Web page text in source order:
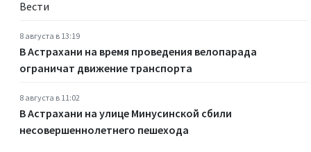
Вести
8 августа в 13:19
В Астрахани на время проведения велопарада
ограничат движение транспорта
8 августа в 11:02
В Астрахани на улице Минусинской сбили
несовершеннолетнего пешехода